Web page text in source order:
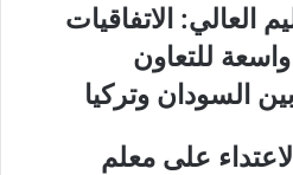
العالي: الاتفاقيات
واسعة للتعاون
السودان وتركيا
على معلم